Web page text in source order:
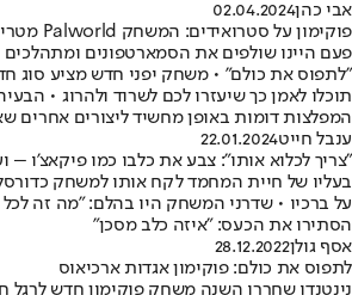
אבי כהן02.04.2024
פוקימון על סטרואידים: המשחק Palworld מטריף את הרשת
פעם היינו שולפים את הסמארטפונים
"לתפוס את כולם" • משחק יפני חדש מציע סוג
תוכלו לאמן כך שיעזרו לכם לשרוד ולהרוג •
המפלצות דומות באופן מחשיד ליצורים אחרים
ענבל חייט22.01.2024
"צריך לכלוא אותו": צבע את כלבו כמו פיקאצ'ו –
בעליו של חיית המחמד לקח אותו למשחק
על ברכיו • שדרני המשחק היו בהלם: "מה זה
הסתירו את הכעס: "איזה כלב מסכן"
אסף גולן28.12.2022
לתפוס את כולם: פוקימון אגדות ארכיאוס